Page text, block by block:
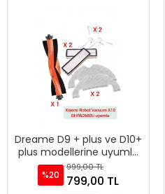
Dreame D9 + plus ve D10+
plus modellerine uyumlu
yedek parça seti
%20
999,00 TL
799,00 TL